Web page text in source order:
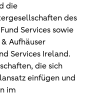
die
des
Services sowie
Aufhäuser
Services Ireland.
die sich
einfügen und
im